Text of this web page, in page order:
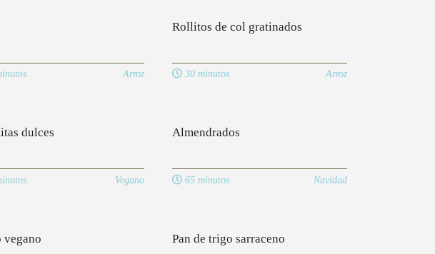
Arroz
Rollitos de col gratinados
30 minutos Arroz
dulces
Vegano
Almendrados
65 minutos Navidad
vegano Pan de trigo sarraceno